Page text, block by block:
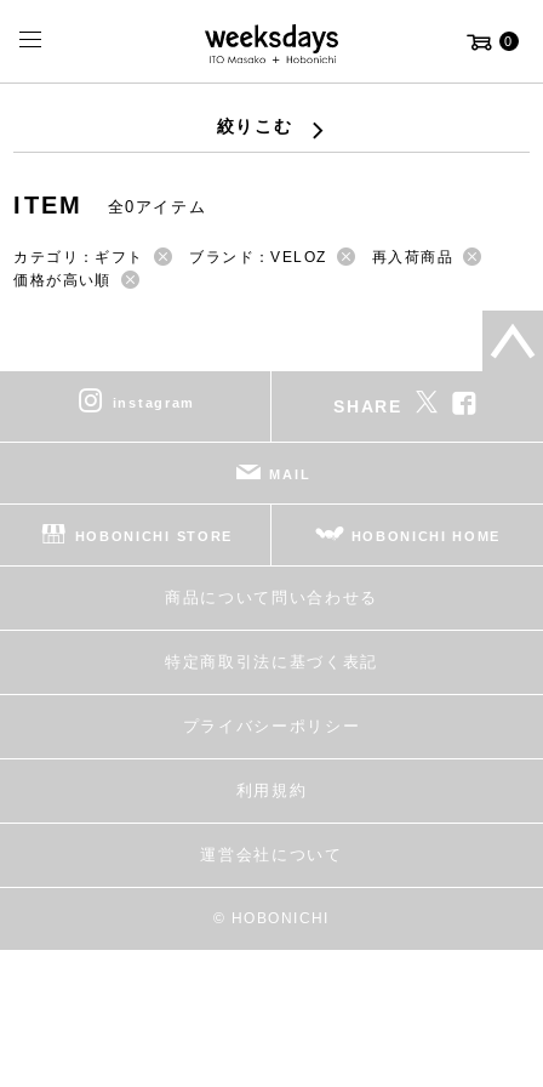
0
絞りこむ
ITEM 全0アイテム
カテゴリ：ギフト ブランド：VELOZ
再入荷商品
価格が高い順
instagram SHARE
MAIL
HOBONICHI STORE HOBONICHI HOME
商品について問い合わせる
特定商取引法に基づく表記
プライバシーポリシー
利用規約
運営会社について
© HOBONICHI